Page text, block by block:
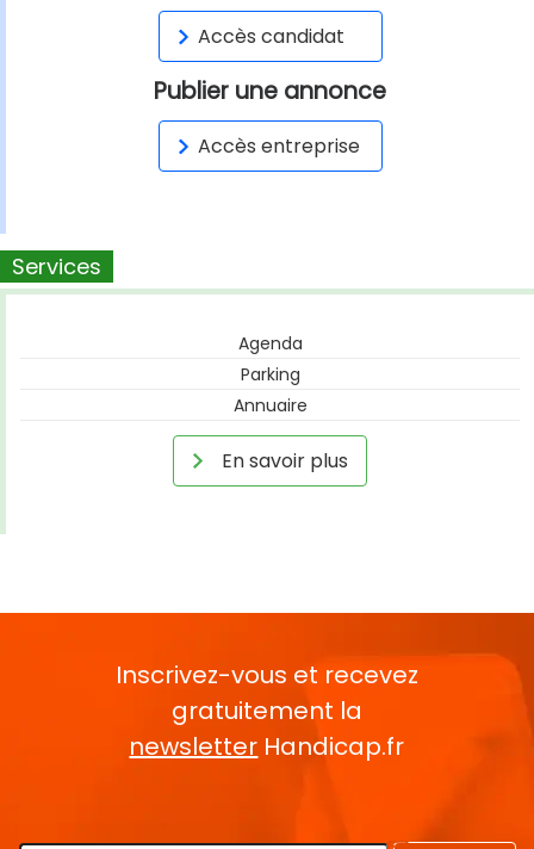
Accès candidat
Publier une annonce
Accès entreprise
Services
Agenda
Parking
Annuaire
En savoir plus
Inscrivez-vous et recevez
gratuitement la
newsletter Handicap.fr